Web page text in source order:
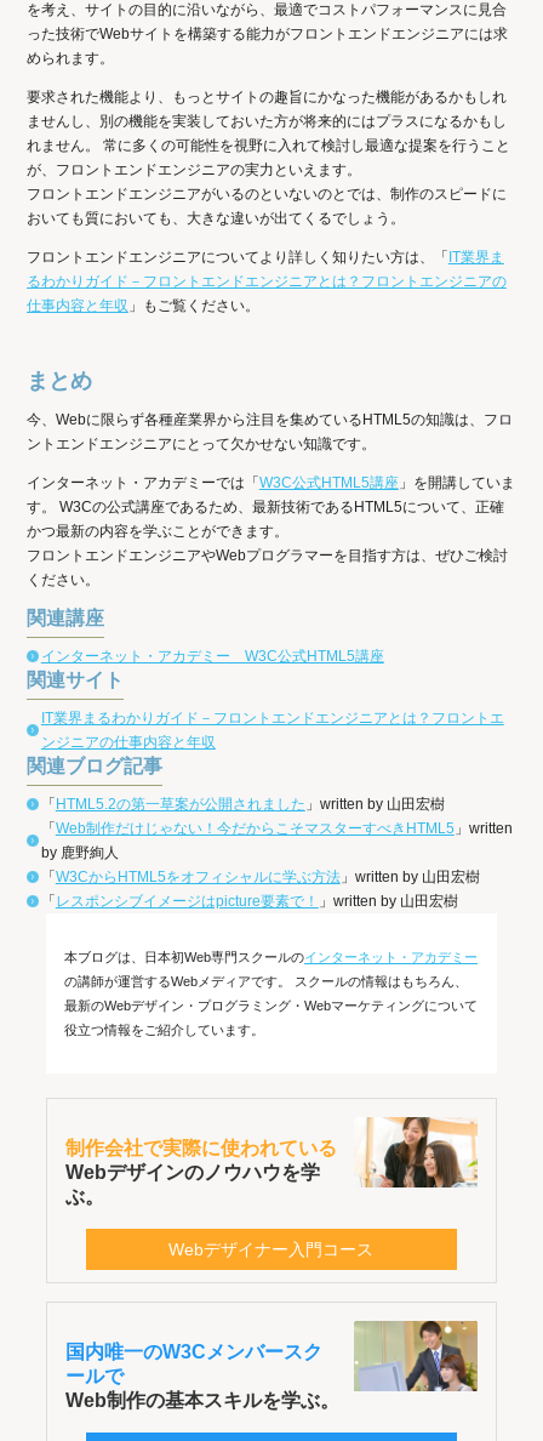
を考え、サイトの目的に沿いながら、最適でコストパフォーマンスに見合
った技術でWebサイトを構築する能力がフロントエンドエンジニアには求
められます。
要求された機能より、もっとサイトの趣旨にかなった機能があるかもしれ
ませんし、別の機能を実装しておいた方が将来的にはプラスになるかもし
れません。 常に多くの可能性を視野に入れて検討し最適な提案を行うこと
が、フロントエンドエンジニアの実力といえます。
フロントエンドエンジニアがいるのといないのとでは、制作のスピードに
おいても質においても、大きな違いが出てくるでしょう。
フロントエンドエンジニアについてより詳しく知りたい方は、「 IT業界ま
るわかりガイド－フロントエンドエンジニアとは？フロントエンジニアの
仕事内容と年収 」もご覧ください。
まとめ
今、Webに限らず各種産業界から注目を集めているHTML5の知識は、フロ
ントエンドエンジニアにとって欠かせない知識です。
インターネット・アカデミーでは「 W3C公式HTML5講座」を開講していま
す。 W3Cの公式講座であるため、最新技術であるHTML5について、正確
かつ最新の内容を学ぶことができます。
フロントエンドエンジニアやWebプログラマーを目指す方は、ぜひご検討
ください。
関連講座
インターネット・アカデミー W3C公式HTML5講座
関連サイト
IT業界まるわかりガイド－フロントエンドエンジニアとは？フロントエ
ンジニアの仕事内容と年収
関連ブログ記事
「 HTML5.2の第一草案が公開されました 」written by 山田宏樹
「 Web制作だけじゃない！今だからこそマスターすべきHTML5 」written
by 鹿野絢人
「 W3CからHTML5をオフィシャルに学ぶ方法」written by 山田宏樹
「 レスポンシブイメージはpicture要素で！ 」written by 山田宏樹
本ブログは、日本初Web専門スクールのインターネット・アカデミー
の講師が運営するWebメディアです。 スクールの情報はもちろん、
最新のWebデザイン・プログラミング・Webマーケティングについて
役立つ情報をご紹介しています。
制作会社で実際に使われている
Webデザインのノウハウを学
ぶ。
Webデザイナー入門コース
国内唯一のW3Cメンバースク
ールで
Web制作の基本スキルを学ぶ。